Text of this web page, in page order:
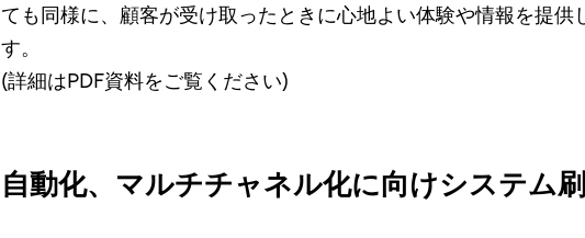
ても同様に、顧客が受け取ったときに心地よい体験や情報を提供
す。
(詳細はPDF資料をご覧ください)
自動化、マルチチャネル化に向けシステム